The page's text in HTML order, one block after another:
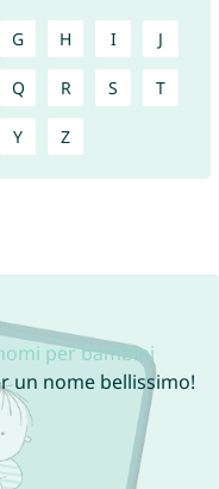
G H I J
Q R S T
Y Z
per bambini
un nome bellissimo!